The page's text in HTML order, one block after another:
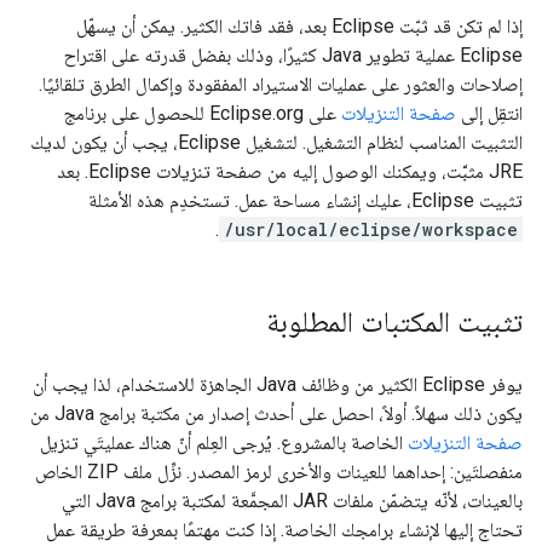
إذا لم تكن قد ثبّت Eclipse بعد، فقد فاتك الكثير. يمكن أن يسهّل
Eclipse عملية تطوير Java كثيرًا، وذلك بفضل قدرته على اقتراح
إصلاحات والعثور على عمليات الاستيراد المفقودة وإكمال الطرق تلقائيًا.
انتقِل إلى صفحة التنزيلات
على Eclipse.org للحصول على برنامج
التثبيت المناسب لنظام التشغيل. لتشغيل Eclipse، يجب أن يكون لديك
JRE مثبَّت، ويمكنك الوصول إليه من صفحة تنزيلات Eclipse. بعد
تثبيت Eclipse، عليك إنشاء مساحة عمل. تستخدِم هذه الأمثلة
/usr/local/eclipse/workspace
.
تثبيت المكتبات المطلوبة
يوفر Eclipse الكثير من وظائف Java الجاهزة للاستخدام، لذا يجب أن
يكون ذلك سهلاً. أولاً، احصل على أحدث إصدار من مكتبة برامج Java من
صفحة التنزيلات الخاصة بالمشروع. يُرجى العِلم أنّ هناك عمليتَي تنزيل
منفصلتَين: إحداهما للعينات والأخرى لرمز المصدر. نزِّل ملف ZIP الخاص
بالعينات، لأنّه يتضمّن ملفات JAR المجمَّعة لمكتبة برامج Java التي
تحتاج إليها لإنشاء برامجك الخاصة. إذا كنت مهتمًا بمعرفة طريقة عمل